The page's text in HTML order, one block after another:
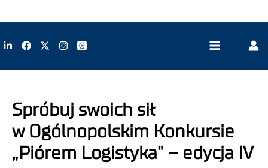
Spróbuj swoich sił
w Ogólnopolskim Konkursie
„Piórem Logistyka” – edycja IV